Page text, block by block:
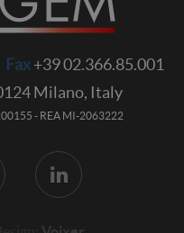
Fax+39 02.366.85.001
Milano, Italy
- REA MI-2063222